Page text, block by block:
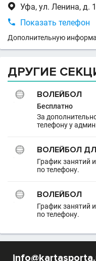
 Уфа, ул. Ленина, д.
 Показать телефон
Дополнительную
ДРУГИЕ
ВОЛЕЙБОЛ
Бесплатно
За
телефону у
ВОЛЕЙБОЛ
График занятий
по телефону.
ВОЛЕЙБОЛ
График занятий
по телефону.